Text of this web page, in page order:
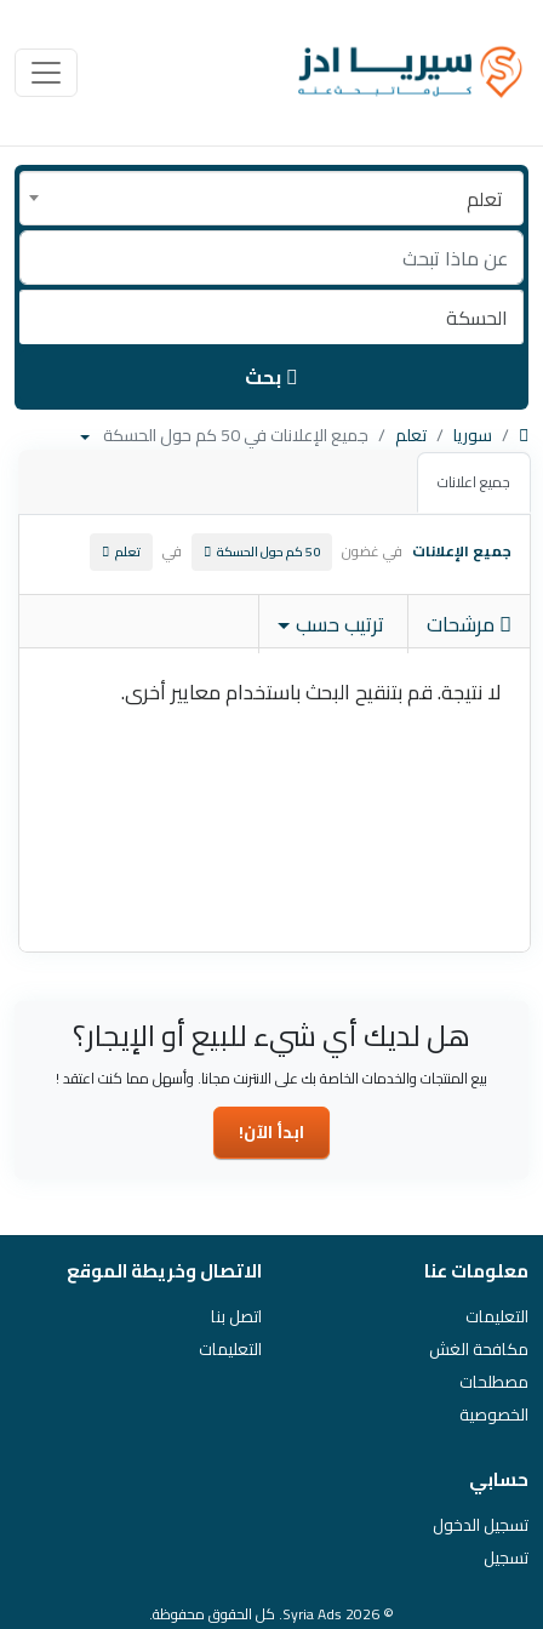
تعلم
بحث
سوريا تعلم جميع الإعلانات في 50 كم حول الحسكة
جميع اعلانات
جميع الإعلانات في غضون 50 كم حول الحسكة في تعلم
مرشحات
ترتيب حسب
لا نتيجة. قم بتنقيح البحث باستخدام معايير أخرى.
هل لديك أي شيء للبيع أو الإيجار؟
بيع المنتجات والخدمات الخاصة بك على الانترنت مجانا. وأسهل مما كنت اعتقد !
ابدأ الآن!
معلومات عنا
التعليمات
مكافحة الغش
مصطلحات
الخصوصية
الاتصال وخريطة الموقع
اتصل بنا
التعليمات
حسابي
تسجيل الدخول
تسجيل
© 2026 Syria Ads. كل الحقوق محفوظة.